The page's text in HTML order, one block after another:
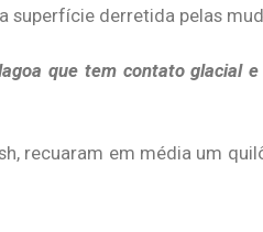
superfície derretida pelas
que tem contato glacial
recuaram em média um